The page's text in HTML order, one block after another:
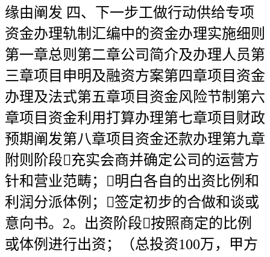
缘由阐发 四、下一步工做行动供给专项
资金办理轨制汇编中的资金办理实施细则
第一章总则第二章公司简介及办理人员第
三章项目申明及融资方案第四章项目资金
办理及法式第五章项目资金风险节制第六
章项目资金利用打算办理第七章项目财政
预期阐发第八章项目资金还款办理第九章
附则阶段充实会商并确定公司的运营方
针和营业范畴；明白各自的出资比例和
利润分派体例；签定初步的合做和谈或
意向书。2。出资阶段按照商定的比例
或体例进行出资；（总投资100万，甲方